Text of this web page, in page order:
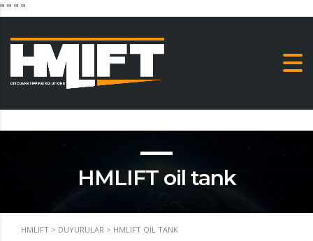
" " " "
HMLIFT oil tank
HMLIFT > DUYURULAR > HMLIFT OIL TANK